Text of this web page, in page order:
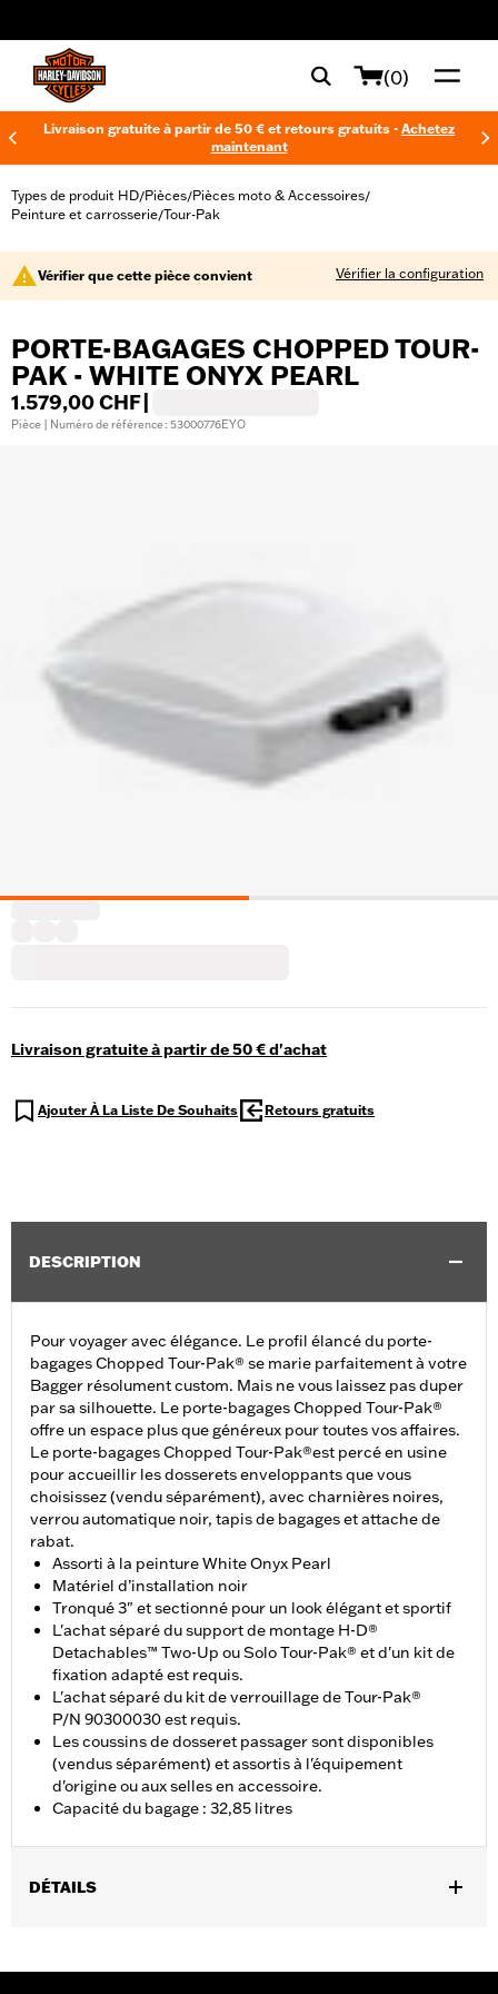
(0)
Livraison gratuite à partir de 50 € et retours gratuits - Achetez
maintenant
Types de produit HD/Pièces/Pièces moto & Accessoires/
Peinture et carrosserie/Tour-Pak
Vérifier que cette pièce convient Vérifier la configuration
PORTE-BAGAGES CHOPPED TOUR-
PAK - WHITE ONYX PEARL
1.579,00 CHF
Pièce | Numéro de référence : 53000776EYO
Livraison gratuite à partir de 50 € d'achat
Ajouter À La Liste De Souhaits Retours gratuits
DESCRIPTION
Pour voyager avec élégance. Le profil élancé du porte-
bagages Chopped Tour-Pak® se marie parfaitement à votre
Bagger résolument custom. Mais ne vous laissez pas duper
par sa silhouette. Le porte-bagages Chopped Tour-Pak®
offre un espace plus que généreux pour toutes vos affaires.
Le porte-bagages Chopped Tour-Pak®est percé en usine
pour accueillir les dosserets enveloppants que vous
choisissez (vendu séparément), avec charnières noires,
verrou automatique noir, tapis de bagages et attache de
rabat.
Assorti à la peinture White Onyx Pearl
Matériel d’installation noir
Tronqué 3" et sectionné pour un look élégant et sportif
L'achat séparé du support de montage H-D®
Detachables™ Two-Up ou Solo Tour-Pak® et d'un kit de
fixation adapté est requis.
L'achat séparé du kit de verrouillage de Tour-Pak®
P/N 90300030 est requis.
Les coussins de dosseret passager sont disponibles
(vendus séparément) et assortis à l'équipement
d'origine ou aux selles en accessoire.
Capacité du bagage : 32,85 litres
DÉTAILS